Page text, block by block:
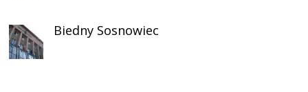
Biedny Sosnowiec